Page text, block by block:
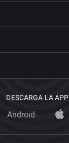
DESCARGA LA APP
Android